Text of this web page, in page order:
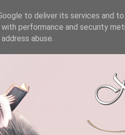
to deliver its services and
with performance and security
abuse.